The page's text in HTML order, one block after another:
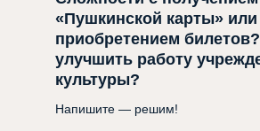
«Пушкинской карты» или
приобретением
улучшить работу
культуры?
Напишите — решим!